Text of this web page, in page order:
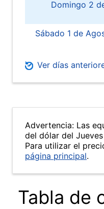
Domingo 2
Sábado 1 de
Ver días
Advertencia: Las
del dólar del
Para utilizar el
página principal.
Tabla de